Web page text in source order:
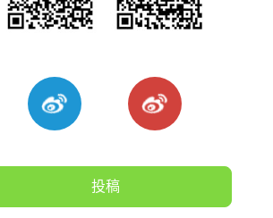
投稿